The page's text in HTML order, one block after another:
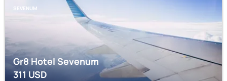
SEVENUM
Gr8 Hotel Sevenum
311USD